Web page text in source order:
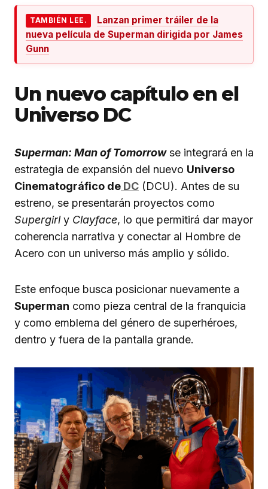
TAMBIÉN LEE.
Lanzan primer tráiler de la
nueva película de Superman dirigida por James
Gunn
Un nuevo capítulo en el
Universo DC
Superman: Man of Tomorrowse integrará en la
estrategia de expansión del nuevo Universo
Cinematográfico de DC (DCU). Antes de su
estreno, se presentarán proyectos como
Supergirly Clayface, lo que permitirá dar mayor
coherencia narrativa y conectar al Hombre de
Acero con un universo más amplio y sólido.
Este enfoque busca posicionar nuevamente a
Superman como pieza central de la franquicia
y como emblema del género de superhéroes,
dentro y fuera de la pantalla grande.